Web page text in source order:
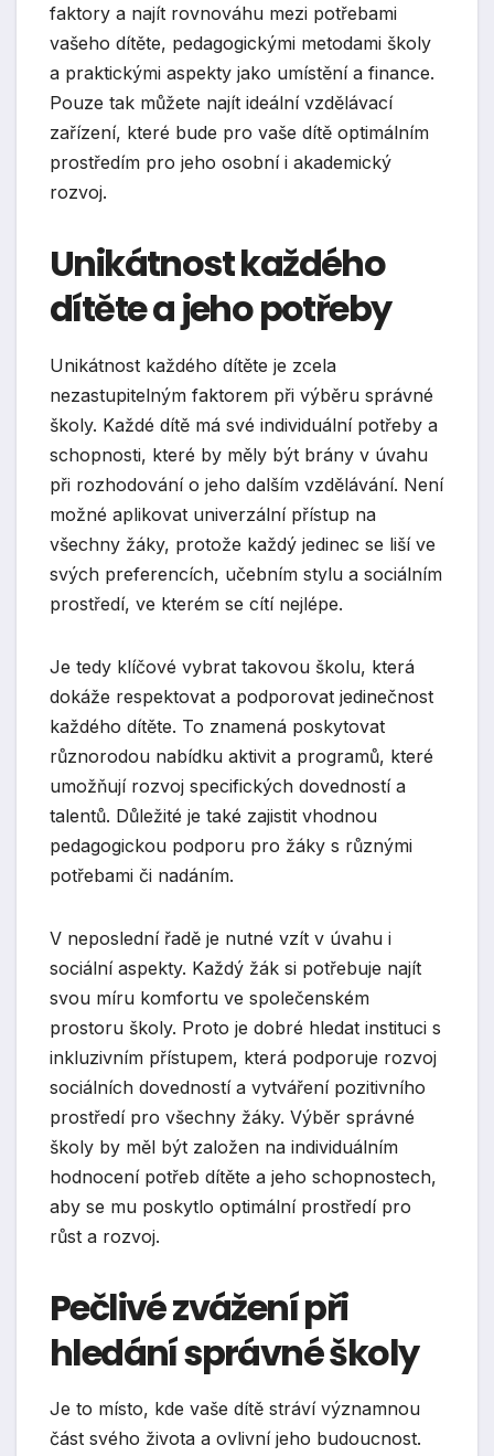
faktory a najít rovnováhu mezi potřebami
vašeho dítěte, pedagogickými metodami školy
a praktickými aspekty jako umístění a finance.
Pouze tak můžete najít ideální vzdělávací
zařízení, které bude pro vaše dítě optimálním
prostředím pro jeho osobní i akademický
rozvoj.
Unikátnost každého
dítěte a jeho potřeby
Unikátnost každého dítěte je zcela
nezastupitelným faktorem při výběru správné
školy. Každé dítě má své individuální potřeby a
schopnosti, které by měly být brány v úvahu
při rozhodování o jeho dalším vzdělávání. Není
možné aplikovat univerzální přístup na
všechny žáky, protože každý jedinec se liší ve
svých preferencích, učebním stylu a sociálním
prostředí, ve kterém se cítí nejlépe.
Je tedy klíčové vybrat takovou školu, která
dokáže respektovat a podporovat jedinečnost
každého dítěte. To znamená poskytovat
různorodou nabídku aktivit a programů, které
umožňují rozvoj specifických dovedností a
talentů. Důležité je také zajistit vhodnou
pedagogickou podporu pro žáky s různými
potřebami či nadáním.
V neposlední řadě je nutné vzít v úvahu i
sociální aspekty. Každý žák si potřebuje najít
svou míru komfortu ve společenském
prostoru školy. Proto je dobré hledat instituci s
inkluzivním přístupem, která podporuje rozvoj
sociálních dovedností a vytváření pozitivního
prostředí pro všechny žáky. Výběr správné
školy by měl být založen na individuálním
hodnocení potřeb dítěte a jeho schopnostech,
aby se mu poskytlo optimální prostředí pro
růst a rozvoj.
Pečlivé zvážení při
hledání správné školy
Je to místo, kde vaše dítě stráví významnou
část svého života a ovlivní jeho budoucnost.